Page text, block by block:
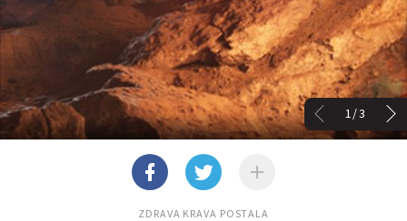
1/3
ZDRAVA KRAVA POSTALA